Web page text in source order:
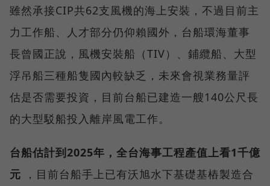
雖然承接CIP共62支風機的海上安裝，不過目前主
力工作船、人才部分仍仰賴國外，台船環海董事
長曾國正說，風機安裝船（TIV）、鋪纜船、大型
浮吊船三種船隻國內較缺乏，未來會視業務量評
估是否需要投資，目前台船已建造一艘140公尺長
的大型駁船投入離岸風電工作。
台船估計到2025年，全台海事工程產值上看1千億
元 ，目前台船手上已有沃旭水下基礎基樁製造合